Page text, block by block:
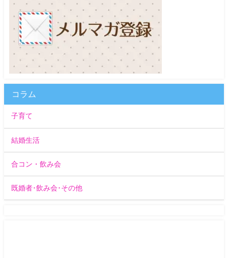
コラム
子育て
結婚生活
合コン・飲み会
既婚者･飲み会･その他